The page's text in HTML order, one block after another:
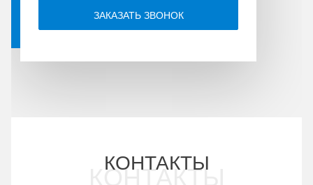
КОНТАКТЫ